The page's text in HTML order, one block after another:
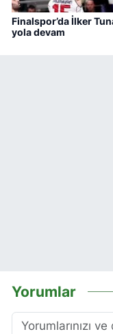
Finalspor’da İlker
yola devam
Yorumlar